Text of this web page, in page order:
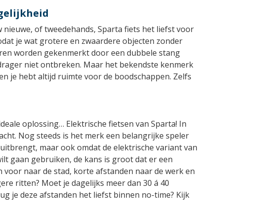
of tweedehands, Sparta fiets het liefst voor
je wat grotere en zwaardere objecten zonder
worden gekenmerkt door een dubbele stang
niet ontbreken. Maar het bekendste kenmerk
je hebt altijd ruimte voor de boodschappen. Zelfs
oplossing… Elektrische fietsen van Sparta! In
Nog steeds is het merk een belangrijke speler
maar ook omdat de elektrische variant van
gaan gebruiken, de kans is groot dat er een
naar de stad, korte afstanden naar de werk en
ritten? Moet je dagelijks meer dan 30 á 40
je deze afstanden het liefst binnen no-time? Kijk